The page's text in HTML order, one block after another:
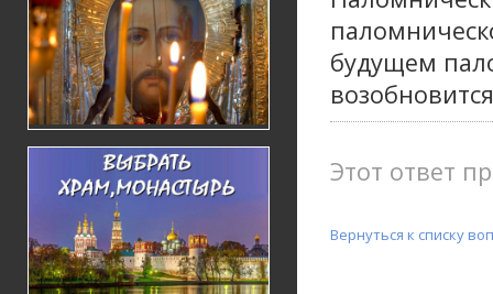
будущем
Этот ответ
Вернуться к списку